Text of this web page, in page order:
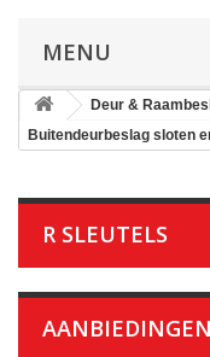
MENU
Deur &
Buitendeurbeslag sloten
R SLEUTELS
AANBIEDINGEN